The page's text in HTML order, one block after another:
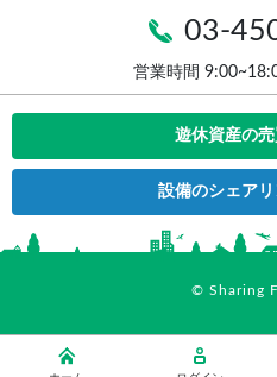
03-
営業時間
遊休資産の
設備のシェア
© Sharing